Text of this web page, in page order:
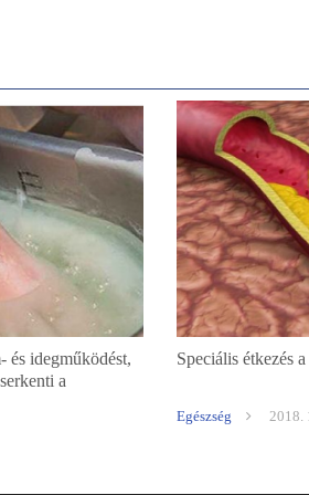
és idegműködést,
a
Speciális étkezés
Egészség 2018.